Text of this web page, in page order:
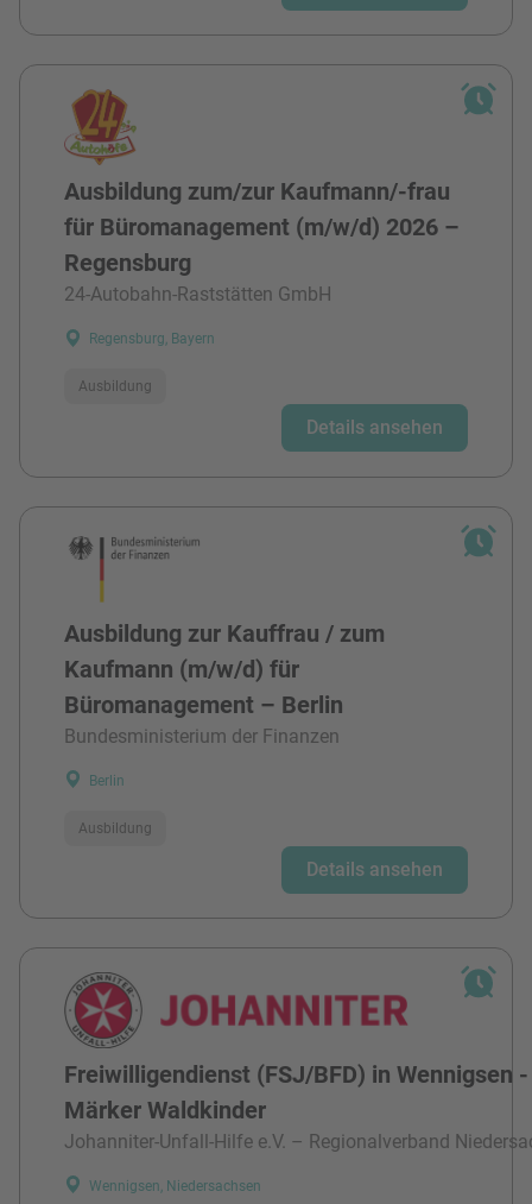
Ausbildung zum/zur Kaufmann/-frau
für Büromanagement (m/w/d) 2026 –
Regensburg
24-Autobahn-Raststätten GmbH
Regensburg, Bayern
Ausbildung
Details ansehen
Ausbildung zur Kauffrau / zum
Kaufmann (m/w/d) für
Büromanagement – Berlin
Bundesministerium der Finanzen
Berlin
Ausbildung
Details ansehen
Freiwilligendienst (FSJ/BFD) in Wennigsen
Märker Waldkinder
Johanniter-Unfall-Hilfe e.V. – Regionalverband
Wennigsen, Niedersachsen